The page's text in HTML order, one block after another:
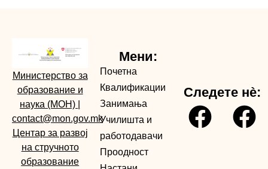
Министерство за
образование и
наука (МОН)
contact@mon.gov.mk
Центар за развој
на стручното
образование
Мени:
Почетна
Квалификации
Занимања
Училишта и
работодавачи
Проодност
Следете нè: